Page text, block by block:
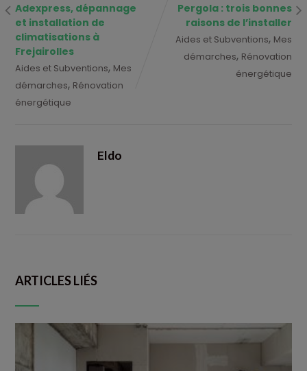
Adexpress, dépannage
et installation de
climatisations à
Frejairolles
Aides et Subventions, Mes
démarches, Rénovation
énergétique
Pergola : trois bonnes
raisons de l’installer
Aides et Subventions, Mes
démarches, Rénovation
énergétique
Eldo
ARTICLES LIÉS